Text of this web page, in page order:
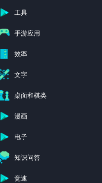
工具
手游应用
效率
文字
桌面和棋类
漫画
电子
知识问答
竞速